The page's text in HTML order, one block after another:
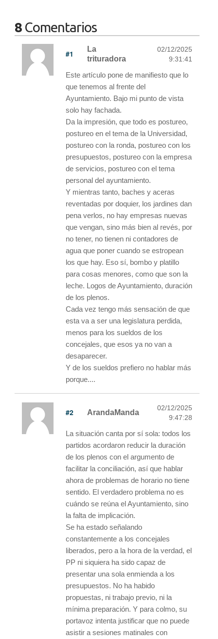
8 Comentarios
#1
La
trituradora
02/12/2025
9:31:41
Este artículo pone de manifiesto que lo
que tenemos al frente del
Ayuntamiento. Bajo mi punto de vista
solo hay fachada.
Da la impresión, que todo es postureo,
postureo en el tema de la Universidad,
postureo con la ronda, postureo con los
presupuestos, postureo con la empresa
de servicios, postureo con el tema
personal del ayuntamiento.
Y mientras tanto, baches y aceras
reventadas por doquier, los jardines dan
pena verlos, no hay empresas nuevas
que vengan, sino más bien al revés, por
no tener, no tienen ni contadores de
agua que poner cuando se estropean
los que hay. Eso sí, bombo y platillo
para cosas menores, como que son la
leche. Logos de Ayuntamiento, duración
de los plenos.
Cada vez tengo más sensación de que
esta va a ser una legislatura perdida,
menos para los sueldos de los
concejales, que esos ya no van a
desaparecer.
Y de los sueldos prefiero no hablar más
porque....
#2 ArandaManda
02/12/2025
9:47:28
La situación canta por sí sola: todos los
partidos acordaron reducir la duración
de los plenos con el argumento de
facilitar la conciliación, así que hablar
ahora de problemas de horario no tiene
sentido. El verdadero problema no es
cuándo se reúna el Ayuntamiento, sino
la falta de implicación.
Se ha estado señalando
constantemente a los concejales
liberados, pero a la hora de la verdad, el
PP ni siquiera ha sido capaz de
presentar una sola enmienda a los
presupuestos. No ha habido
propuestas, ni trabajo previo, ni la
mínima preparación. Y para colmo, su
portavoz intenta justificar que no puede
asistir a sesiones matinales con